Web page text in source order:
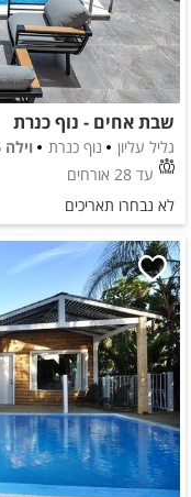
שבת אחים - נוף כנרת
גליל עליון נוף כנרת
וילה 6 חדרים
עד 28 אורחים
לא נבחרו תאריכים